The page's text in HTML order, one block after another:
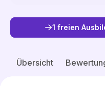
1 freien
Übersicht